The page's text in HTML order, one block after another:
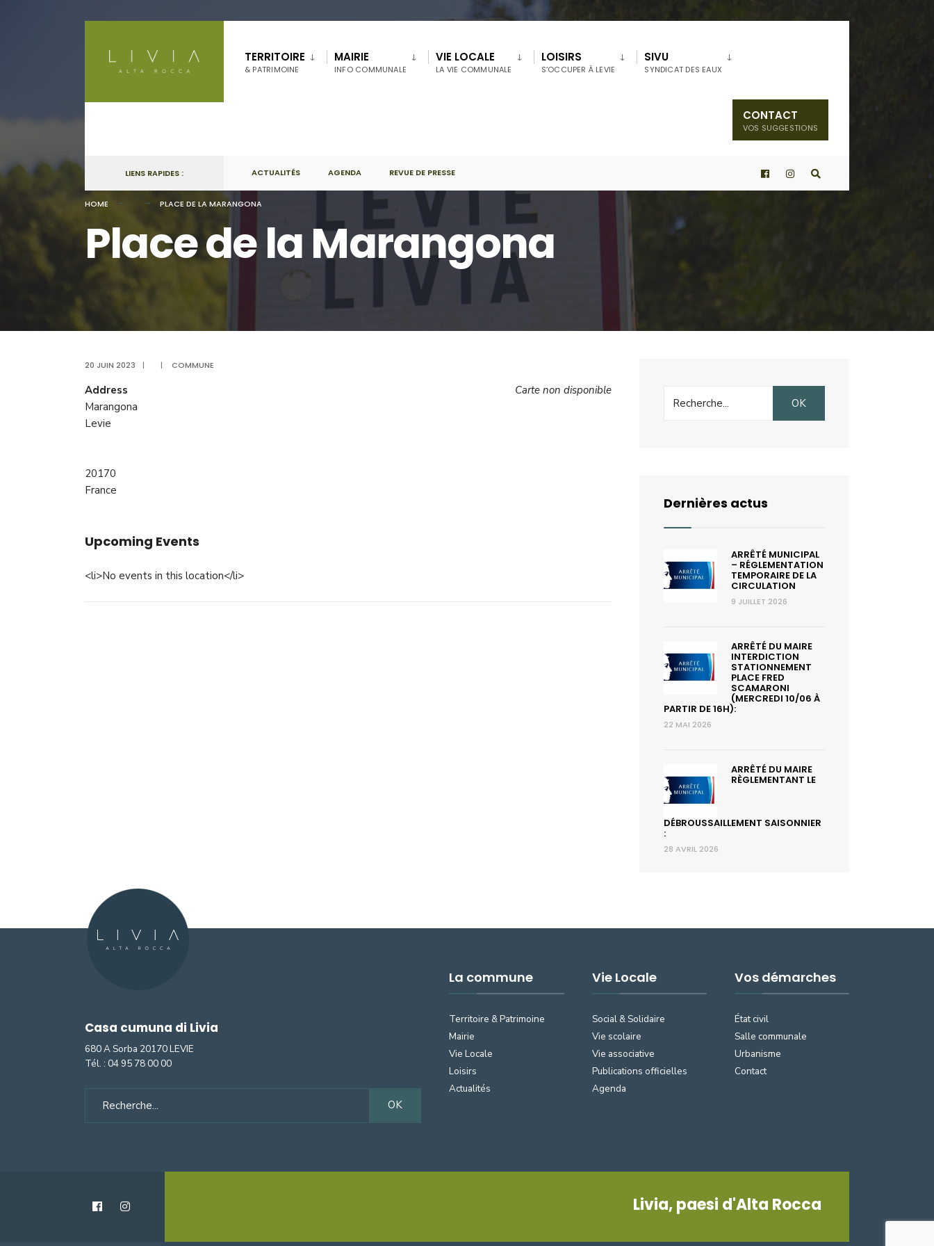
content
TERRITOIRE
& PATRIMOINE
MAIRIE
INFO COMMUNALE
VIE LOCALE
LA VIE COMMUNALE
LOISIRS
S’OCCUPER À LEVIE
SIVU
SYNDICAT DES EAUX
CONTACT
VOS SUGGESTIONS
LIENS RAPIDES : ACTUALITÉS AGENDA REVUE DE PRESSE
HOME PLACE DE LA MARANGONA
Place de la Marangona
20 JUIN 2023 | | COMMUNE
Carte non disponible
Address
Marangona
Levie
20170
France
Upcoming Events
<li>No events in this location</li>
for:
OK
Dernières actus
ARRÊTÉ MUNICIPAL
– RÉGLEMENTATION
TEMPORAIRE DE LA
CIRCULATION
9 JUILLET 2026
ARRÊTÉ DU MAIRE
INTERDICTION
STATIONNEMENT
PLACE FRED
SCAMARONI
(MERCREDI 10/06 À
PARTIR DE 16H):
22 MAI 2026
ARRÊTÉ DU MAIRE
RÈGLEMENTANT LE
DÉBROUSSAILLEMENT SAISONNIER
:
28 AVRIL 2026
Casa cumuna di Livia
680 A Sorba 20170 LEVIE
Tél. : 04 95 78 00 00
OK
La commune
Territoire & Patrimoine
Mairie
Vie Locale
Loisirs
Actualités
Vie Locale
Social & Solidaire
Vie scolaire
Vie associative
Publications officielles
Agenda
Vos démarches
État civil
Salle communale
Urbanisme
Contact
Livia, paesi d'Alta Rocca